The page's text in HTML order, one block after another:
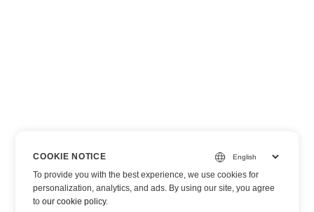
COOKIE NOTICE
To provide you with the best experience, we use cookies for
personalization, analytics, and ads. By using our site, you agree
toour cookie policy.